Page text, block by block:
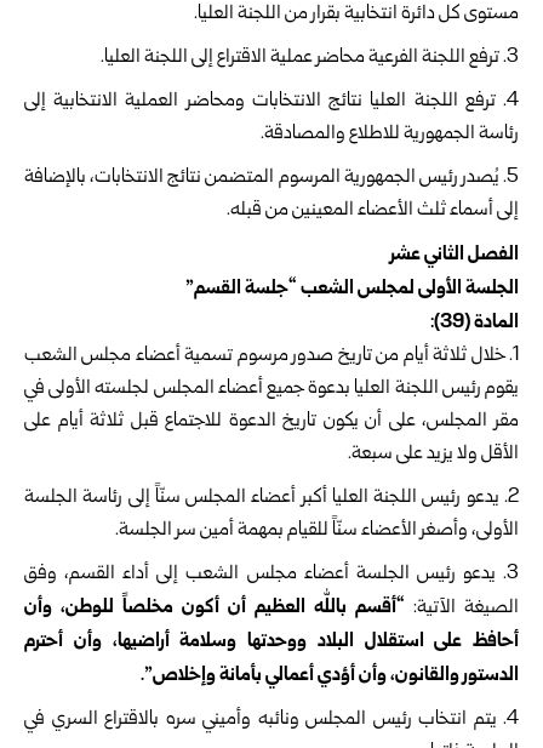
مستوى كل دائرة انتخابية بقرار من اللجنة العليا.
ترفع اللجنة الفرعية محاضر عملية الاقتراع إلى اللجنة العليا.
ترفع اللجنة العليا نتائج الانتخابات ومحاضر العملية الانتخابية إلى
رئاسة الجمهورية للاطلاع والمصادقة.
يُصدر رئيس الجمهورية المرسوم المتضمن نتائج الانتخابات، بالإضافة
إلى أسماء ثلث الأعضاء المعينين من قبله.
الفصل الثاني عشر
الجلسة الأولى لمجلس الشعب “جلسة القسم”
المادة (39):
خلال ثلاثة أيام من تاريخ صدور مرسوم تسمية أعضاء مجلس الشعب
يقوم رئيس اللجنة العليا بدعوة جميع أعضاء المجلس لجلسته الأولى في
مقر المجلس، على أن يكون تاريخ الدعوة للاجتماع قبل ثلاثة أيام على
الأقل ولا يزيد على سبعة.
يدعو رئيس اللجنة العليا أكبر أعضاء المجلس سنّاً إلى رئاسة الجلسة
الأولى، وأصغر الأعضاء سنّاً للقيام بمهمة أمين سر الجلسة.
يدعو رئيس الجلسة أعضاء مجلس الشعب إلى أداء القسم، وفق
الصيغة الآتية: “أقسم بالله العظيم أن أكون مخلصاً للوطن، وأن
أحافظ على استقلال البلاد ووحدتها وسلامة أراضيها، وأن أحترم
الدستور والقانون، وأن أؤدي أعمالي بأمانة وإخلاص”.
يتم انتخاب رئيس المجلس ونائبه وأميني سره بالاقتراع السري في